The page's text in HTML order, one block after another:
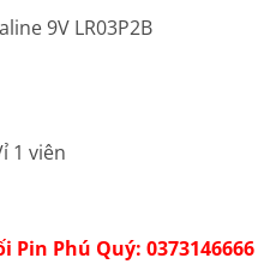
9V LR03P2B
1 viên
Pin Phú Quý: 0373146666